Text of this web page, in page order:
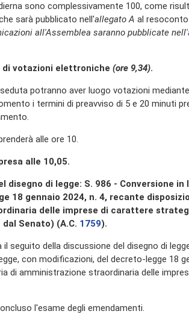
sono complessivamente 100, come
sarà pubblicato nell'allegato A al
all'Assemblea saranno pubblicate nell'
di votazioni elettroniche (ore 9,34).
potranno aver luogo votazioni
i termini di preavviso di 5 e 20 minuti
alle ore 10.
alle 10,05.
disegno di legge: S. 986 - Conversione in
18 gennaio 2024, n. 4, recante
delle imprese di carattere
dal Senato) (A.C. 1759​).
il seguito della discussione del disegno di
con modificazioni, del decreto-legge 18
di amministrazione straordinaria delle
l'esame degli emendamenti.